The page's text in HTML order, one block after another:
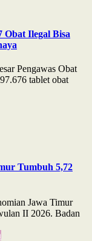
Obat Ilegal Bisa
Pengawas Obat
tablet obat
Tumbuh 5,72
Jawa Timur
II 2026. Badan